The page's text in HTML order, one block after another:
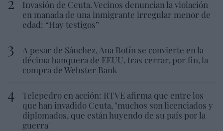
Invasión de Ceuta. Vecinos denuncian la violación
en manada de una inmigrante irregular menor de
edad: “Hay testigos”
A pesar de Sánchez, Ana Botín se convierte en la
décima banquera de EEUU, tras cerrar, por fin, la
compra de Webster Bank
Telepedro en acción: RTVE afirma que entre los
que han invadido Ceuta, "muchos son licenciados y
diplomados, que están huyendo de su país por la
guerra"